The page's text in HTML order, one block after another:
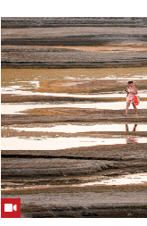
РТС Класика